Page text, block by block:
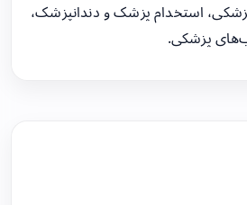
استخدام پزشک و دندانپزشک،